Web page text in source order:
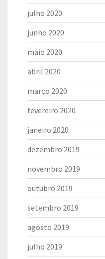
julho 2020
junho 2020
maio 2020
abril 2020
março 2020
fevereiro 2020
janeiro 2020
dezembro 2019
novembro 2019
outubro 2019
setembro 2019
agosto 2019
julho 2019